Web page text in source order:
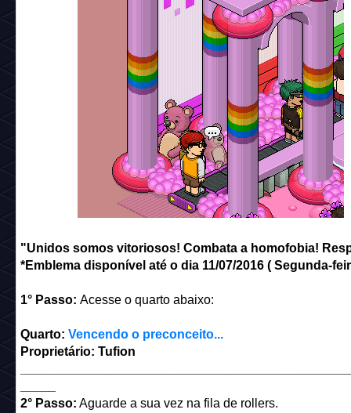
"Unidos somos vitoriosos! Combata a homofobia!
*Emblema disponível até o dia 11/07/2016 ( Segunda-
1° Passo: Acesse o quarto abaixo:
Quarto: Vencendo o preconceito...
Proprietário: Tufion
2° Passo: Aguarde a sua vez na fila de rollers.